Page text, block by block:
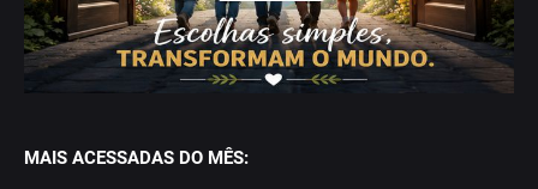
MAIS ACESSADAS DO MÊS: